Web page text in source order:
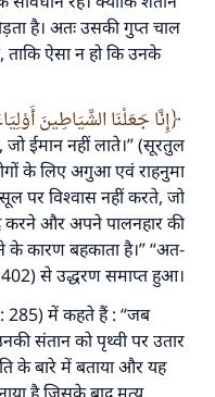
है। अतः उसकी गुप्त चाल
ऐसा न हो कि उनके
إِنَّا جَعَلْنَا الشَّيَاطِينَ
जो ईमान नहीं लाते।” (सूरतुल
के लिए अगुआ एवं राहनुमा
पर विश्वास नहीं करते, जो
करने और अपने पालनहार की
के कारण बहकाता है।” “अत-
से उद्धरण समाप्त हुआ।
: 285) में कहते हैं : “जब
संतान को पृथ्वी पर उतार
के बारे में बताया और यह
शादी बचाई।.